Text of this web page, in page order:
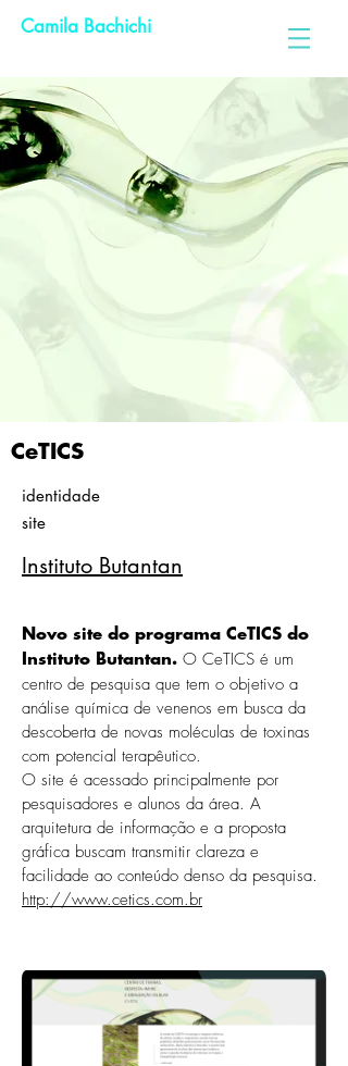
Camila Bachichi
CeTICS
identidade
site
Instituto Butantan
Novo site do programa CeTICS do
Instituto Butantan. O CeTICS é um
centro de pesquisa que tem o objetivo a
análise química de venenos em busca da
descoberta de novas moléculas de toxinas
com potencial terapêutico.
O site é acessado principalmente por
pesquisadores e alunos da área. A
arquitetura de informação e a proposta
gráfica buscam transmitir clareza e
facilidade ao conteúdo denso da pesquisa.
http://www.cetics.com.br